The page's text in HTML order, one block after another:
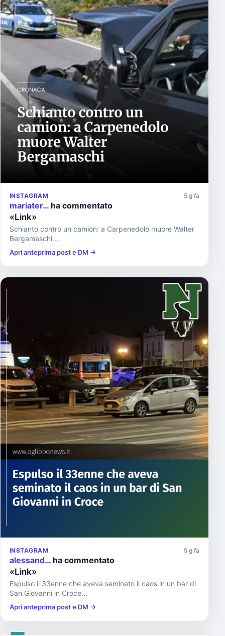
INSTAGRAM 5 g fa
mariater… ha commentato
«Link»
Schianto contro un camion: a Carpenedolo muore Walter
Bergamaschi...
Apri anteprima post e DM →
INSTAGRAM 5 g fa
alessand… ha commentato
«Link»
Espulso il 33enne che aveva seminato il caos in un bar di
San Giovanni in Croce...
Apri anteprima post e DM →